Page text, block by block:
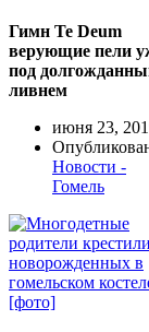
Гимн Te Deum
верующие пели
под
ливнем
июня 23,
Новости -
Гомель